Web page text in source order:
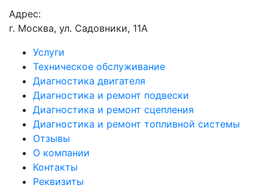
Адрес:
г. Москва, ул. Садовники, 11А
Услуги
Техническое обслуживание
Диагностика двигателя
Диагностика и ремонт подвески
Диагностика и ремонт сцепления
Диагностика и ремонт топливной системы
Отзывы
О компании
Контакты
Реквизиты